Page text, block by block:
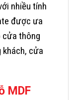
nhiều tính
được ưa
cửa thông
khách, cửa
MDF